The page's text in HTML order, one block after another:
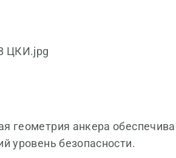
геометрия анкера
уровень безопасности.